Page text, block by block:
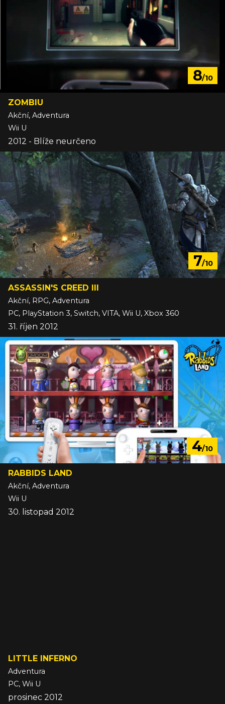
8/10
ZOMBIU
Akční, Adventura
Wii U
2012 - Blíže neurčeno
7/10
ASSASSIN'S CREED III
Akční, RPG, Adventura
PC, PlayStation 3, Switch, VITA, Wii U, Xbox 360
31. říjen 2012
4/10
RABBIDS LAND
Akční, Adventura
Wii U
30. listopad 2012
LITTLE INFERNO
Adventura
PC, Wii U
prosinec 2012